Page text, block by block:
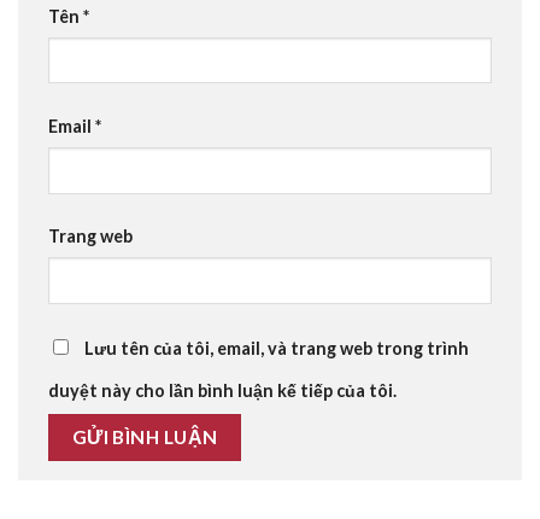
Tên *
Email *
Trang web
Lưu tên của tôi, email, và trang web trong trình
duyệt này cho lần bình luận kế tiếp của tôi.